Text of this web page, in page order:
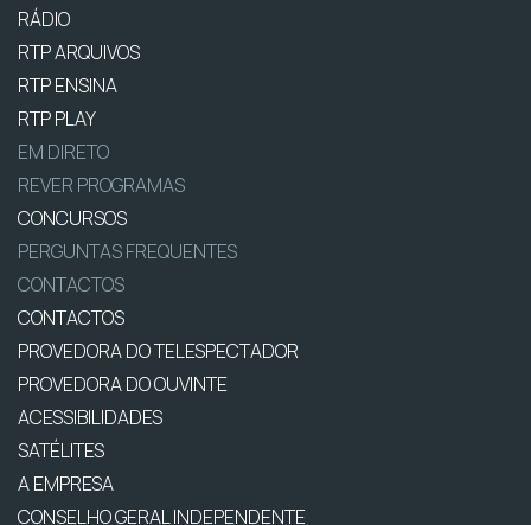
RÁDIO
RTP ARQUIVOS
RTP ENSINA
RTP PLAY
EM DIRETO
REVER PROGRAMAS
CONCURSOS
PERGUNTAS FREQUENTES
CONTACTOS
CONTACTOS
PROVEDORA DO TELESPECTADOR
PROVEDORA DO OUVINTE
ACESSIBILIDADES
SATÉLITES
A EMPRESA
CONSELHO GERAL INDEPENDENTE